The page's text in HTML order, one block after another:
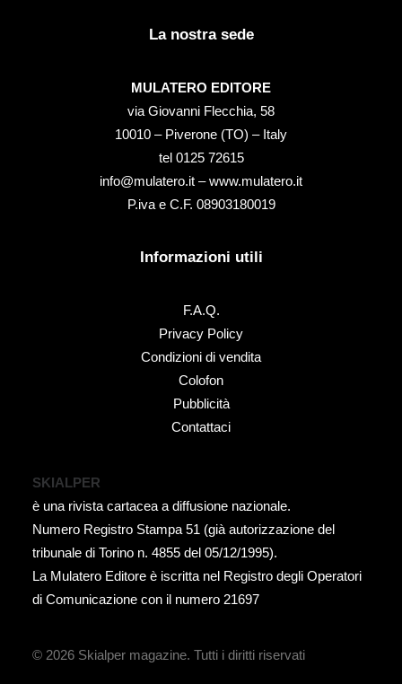
La nostra sede
MULATERO EDITORE
via Giovanni Flecchia, 58
10010 – Piverone (TO) – Italy
tel ‭0125 72615‬
info@mulatero.it –www.mulatero.it
P.iva e C.F. 08903180019
Informazioni utili
F.A.Q.
Privacy Policy
Condizioni di vendita
Colofon
Pubblicità
Contattaci
SKIALPER
è una rivista cartacea a diffusione nazionale.
Numero Registro Stampa 51 (già autorizzazione del
tribunale di Torino n. 4855 del 05/12/1995).
La Mulatero Editore è iscritta nel Registro degli Operatori
di Comunicazione con il numero 21697
© 2026 Skialper magazine. Tutti i diritti riservati